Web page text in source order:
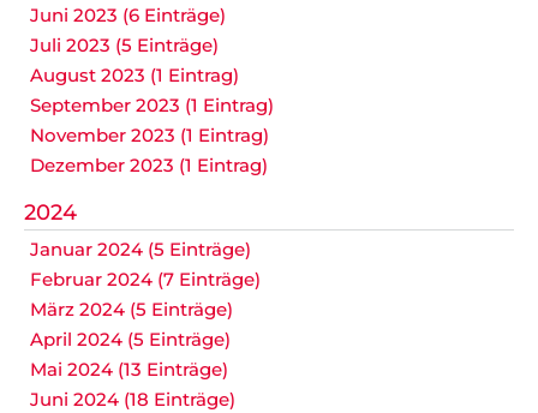
Juni 2023 (6 Einträge)
Juli 2023 (5 Einträge)
August 2023 (1 Eintrag)
September 2023 (1 Eintrag)
November 2023 (1 Eintrag)
Dezember 2023 (1 Eintrag)
2024
Januar 2024 (5 Einträge)
Februar 2024 (7 Einträge)
März 2024 (5 Einträge)
April 2024 (5 Einträge)
Mai 2024 (13 Einträge)
Juni 2024 (18 Einträge)